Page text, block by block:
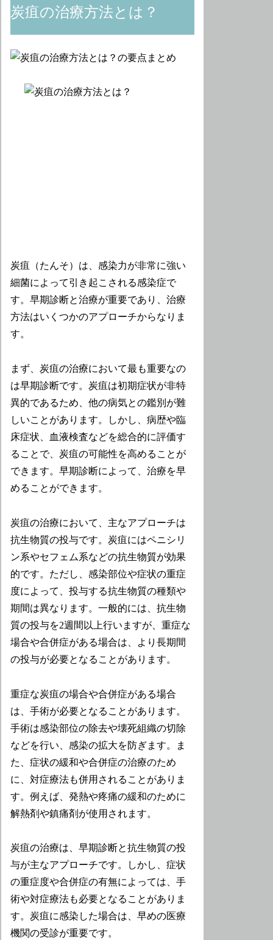
炭疽の治療方法とは？
炭疽（たんそ）は、感染力が非常に強い
細菌によって引き起こされる感染症で
す。早期診断と治療が重要であり、治療
方法はいくつかのアプローチからなりま
す。
まず、炭疽の治療において最も重要なの
は早期診断です。炭疽は初期症状が非特
異的であるため、他の病気との鑑別が難
しいことがあります。しかし、病歴や臨
床症状、血液検査などを総合的に評価す
ることで、炭疽の可能性を高めることが
できます。早期診断によって、治療を早
めることができます。
炭疽の治療において、主なアプローチは
抗生物質の投与です。炭疽にはペニシリ
ン系やセフェム系などの抗生物質が効果
的です。ただし、感染部位や症状の重症
度によって、投与する抗生物質の種類や
期間は異なります。一般的には、抗生物
質の投与を2週間以上行いますが、重症な
場合や合併症がある場合は、より長期間
の投与が必要となることがあります。
重症な炭疽の場合や合併症がある場合
は、手術が必要となることがあります。
手術は感染部位の除去や壊死組織の切除
などを行い、感染の拡大を防ぎます。ま
た、症状の緩和や合併症の治療のため
に、対症療法も併用されることがありま
す。例えば、発熱や疼痛の緩和のために
解熱剤や鎮痛剤が使用されます。
炭疽の治療は、早期診断と抗生物質の投
与が主なアプローチです。しかし、症状
の重症度や合併症の有無によっては、手
術や対症療法も必要となることがありま
す。炭疽に感染した場合は、早めの医療
機関の受診が重要です。